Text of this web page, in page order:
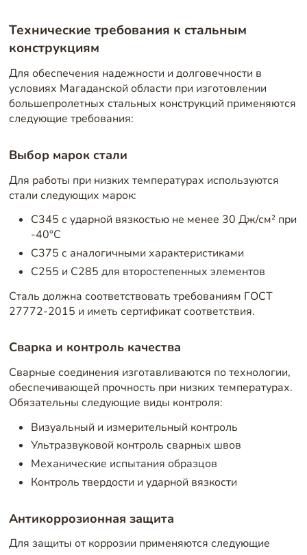
Технические требования к стальным
конструкциям
Для обеспечения надежности и долговечности в
условиях Магаданской области при изготовлении
большепролетных стальных конструкций применяются
следующие требования:
Выбор марок стали
Для работы при низких температурах используются
стали следующих марок:
С345 с ударной вязкостью не менее 30 Дж/см² при
-40°C
С375 с аналогичными характеристиками
С255 и С285 для второстепенных элементов
Сталь должна соответствовать требованиям ГОСТ
27772-2015 и иметь сертификат соответствия.
Сварка и контроль качества
Сварные соединения изготавливаются по технологии,
обеспечивающей прочность при низких температурах.
Обязательны следующие виды контроля:
Визуальный и измерительный контроль
Ультразвуковой контроль сварных швов
Механические испытания образцов
Контроль твердости и ударной вязкости
Антикоррозионная защита
Для защиты от коррозии применяются следующие